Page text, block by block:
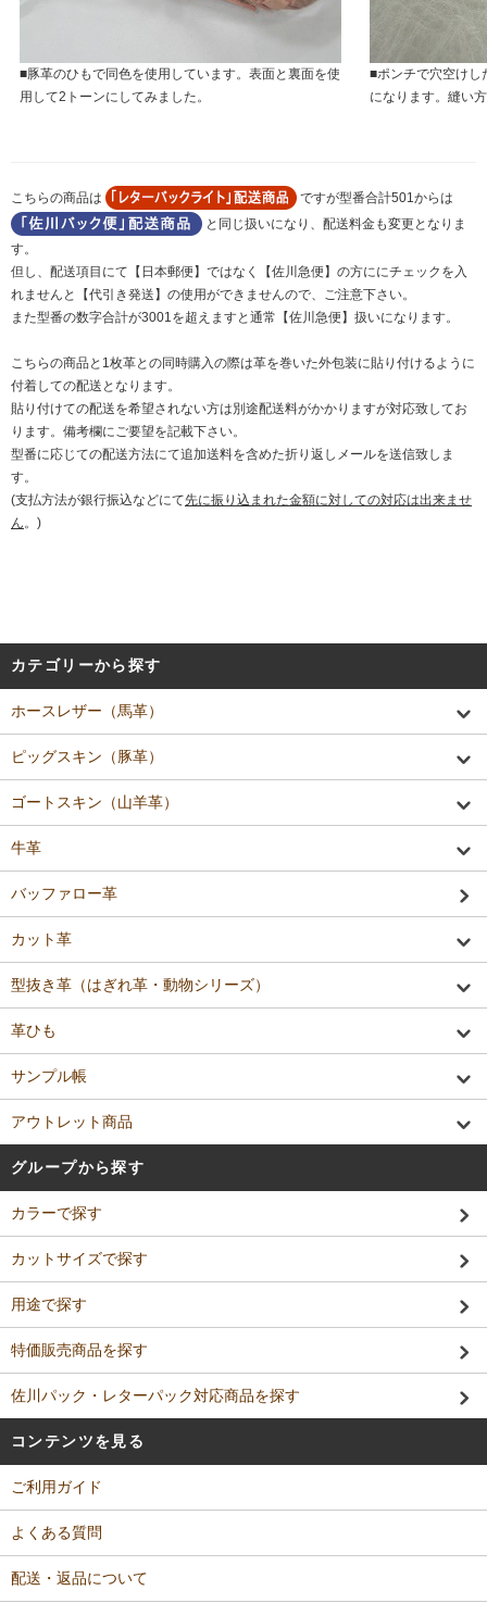
■豚革のひもで同色を使用しています。表面と裏面を使
用して2トーンにしてみました。
■ポンチで穴空けし
になります。縫い
こちらの商品は
ですが型番合計501からは
と同じ扱いになり、配送料金も変更となりま
す。
但し、配送項目にて【日本郵便】ではなく【佐川急便】の方ににチェックを入
れませんと【代引き発送】の使用ができませんので、ご注意下さい。
また型番の数字合計が3001を超えますと通常【佐川急便】扱いになります。
こちらの商品と1枚革との同時購入の際は革を巻いた外包装に貼り付けるように
付着しての配送となります。
貼り付けての配送を希望されない方は別途配送料がかかりますが対応致してお
ります。備考欄にご要望を記載下さい。
型番に応じての配送方法にて追加送料を含めた折り返しメールを送信致しま
す。
(支払方法が銀行振込などにて先に振り込まれた金額に対しての対応は出来ませ
ん。)
カテゴリーから探す
ホースレザー（馬革）
ピッグスキン（豚革）
ゴートスキン（山羊革）
牛革
バッファロー革
カット革
型抜き革（はぎれ革・動物シリーズ）
革ひも
サンプル帳
アウトレット商品
グループから探す
カラーで探す
カットサイズで探す
用途で探す
特価販売商品を探す
佐川パック・レターパック対応商品を探す
コンテンツを見る
ご利用ガイド
よくある質問
配送・返品について